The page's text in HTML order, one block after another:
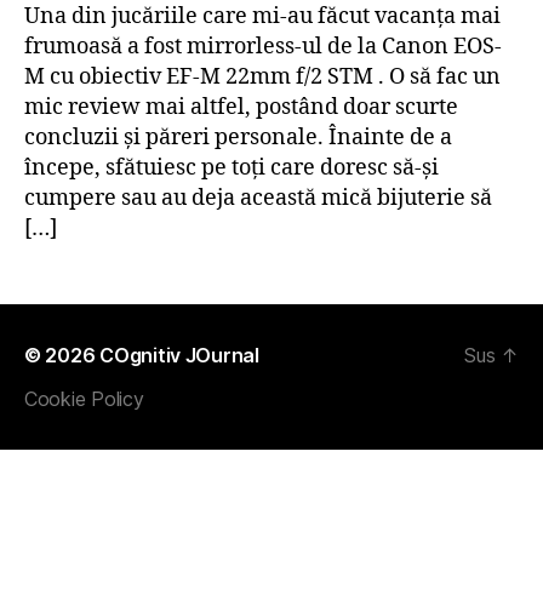
Una din jucăriile care mi-au făcut vacanţa mai
frumoasă a fost mirrorless-ul de la Canon EOS-
M cu obiectiv EF-M 22mm f/2 STM . O să fac un
mic review mai altfel, postând doar scurte
concluzii şi păreri personale. Înainte de a
începe, sfătuiesc pe toţi care doresc să-şi
cumpere sau au deja această mică bijuterie să
[…]
© 2026 COgnitiv JOurnal
Cookie Policy
Sus ↑